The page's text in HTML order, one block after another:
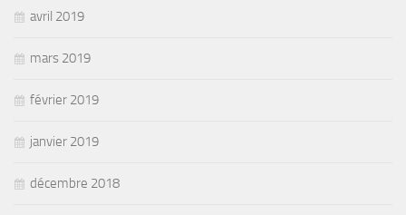
avril 2019
mars 2019
février 2019
janvier 2019
décembre 2018